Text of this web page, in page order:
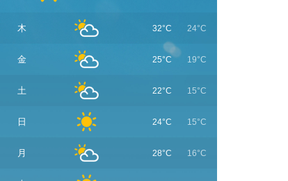
木 32°C 24°C
金 25°C 19°C
土 22°C 15°C
日 24°C 15°C
月 28°C 16°C